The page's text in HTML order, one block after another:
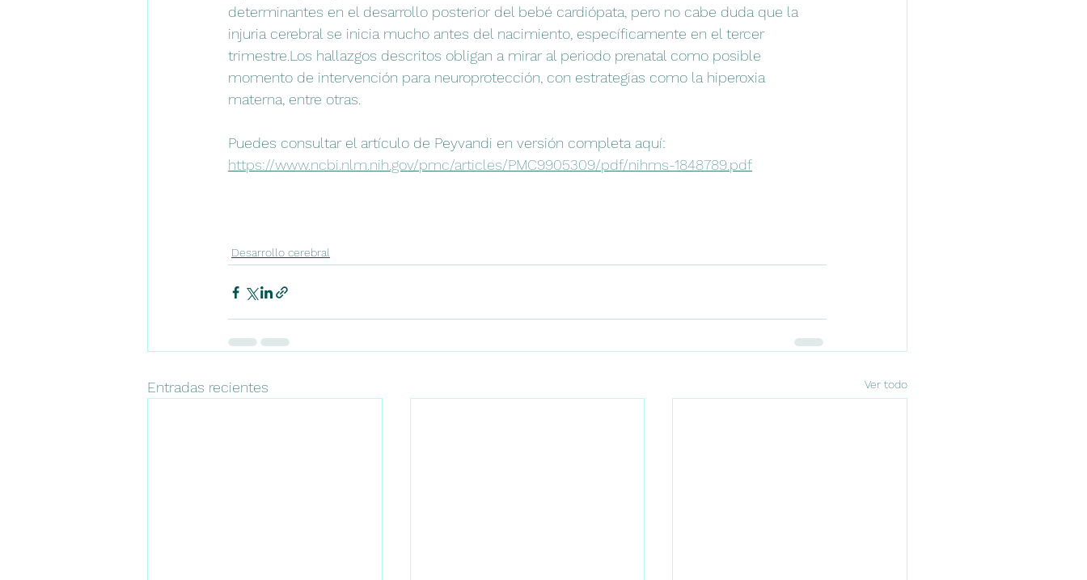
determinantes en el desarrollo posterior del bebé cardiópata, pero no cabe duda que la
injuria cerebral se inicia mucho antes del nacimiento, específicamente en el tercer
trimestre.Los hallazgos descritos obligan a mirar al periodo prenatal como posible
momento de intervención para neuroprotección, con estrategias como la hiperoxia
materna, entre otras.
Puedes consultar el artículo de Peyvandi en versión completa aquí:
https://www.ncbi.nlm.nih.gov/pmc/articles/PMC9905309/pdf/nihms-1848789.pdf
Desarrollo cerebral
Entradas recientes Ver todo